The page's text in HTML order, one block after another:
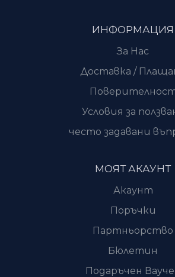
ИНФОРМАЦИЯ
За Нас
Доставка /
Условия за
често задавани
МОЯТ АКАУНТ
Акаунт
Поръчки
Партньорство
Бюлетин
Подаръчен